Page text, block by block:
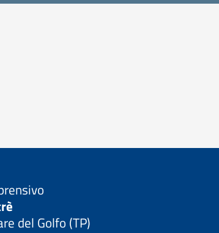
del Golfo (TP)